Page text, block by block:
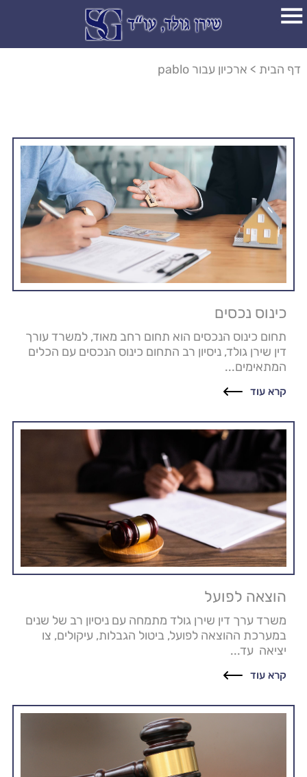
דף הבית > ארכיון עבור pablo
כינוס נכסים
תחום כינוס הנכסים הוא תחום רחב מאוד, למשרד עורך
דין שירן גולד, ניסיון רב התחום כינוס הנכסים עם הכלים
המתאימים...
קרא עוד
הוצאה לפועל
משרד ערך דין שירן גולד מתמחה עם ניסיון רב של שנים
במערכת ההוצאה לפועל, ביטול הגבלות, עיקולים, צו
יציאה עד...
קרא עוד